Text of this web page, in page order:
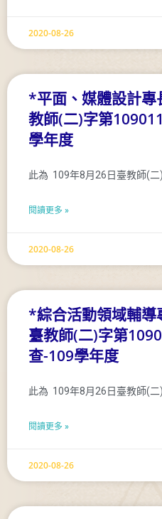
2020-08-26
*平面、媒體設計
教師(二)字第
學年度
此為 109年8月26日臺教師(
閱讀更多 »
2020-08-26
*綜合活動領域輔導
臺教師(二)字第
查-109學年度
此為 109年8月26日臺教師(
閱讀更多 »
2020-08-26